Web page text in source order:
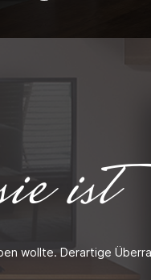
ist
wollte. Derartige